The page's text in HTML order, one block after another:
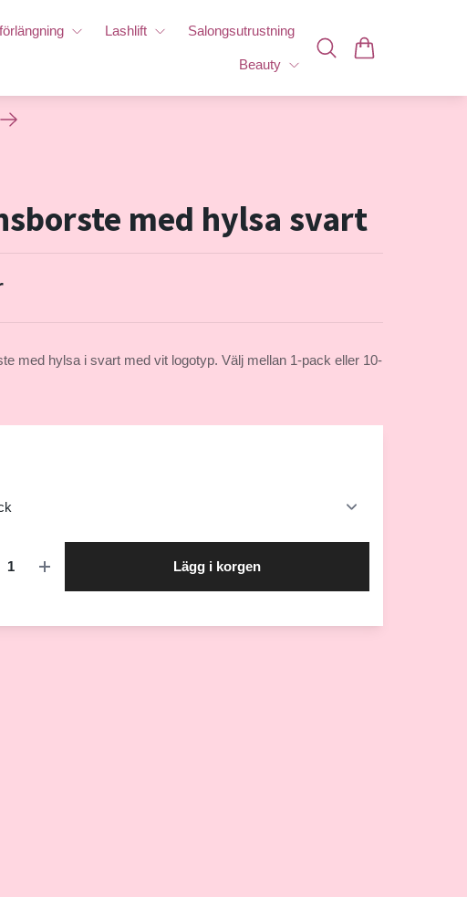
Lashlift Salongsutrustning
Beauty
med hylsa svart
med hylsa i svart med vit logotyp. Välj mellan 1-pack eller 10-
Lägg i korgen